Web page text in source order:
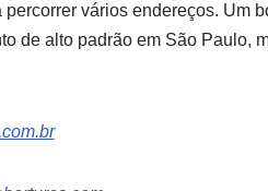
vários endereços. Um
de alto padrão em São Paulo,